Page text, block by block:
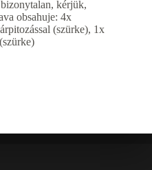
kérjük,
obsahuje: 4x
(szürke), 1x